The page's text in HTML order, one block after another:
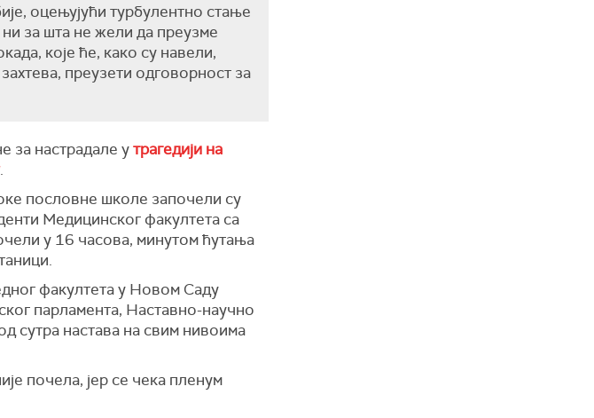
оцењујући турбулентно стање
за шта не жели да преузме
које ће, како су навели,
преузети одговорност за
за настрадале утрагедији на
.
пословне школе започели су
Медицинског факултета са
у 16 часова, минутом ћутања
факултета у Новом Саду
парламента, Наставно-научно
сутра настава на свим нивоима
почела, јер се чека пленум